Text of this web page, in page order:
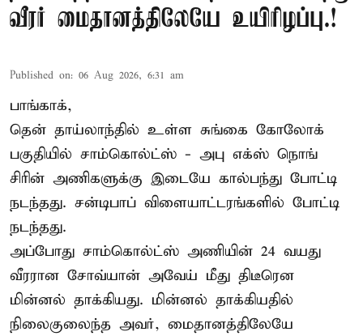
வீரர் மைதானத்திலேயே உயிரிழப்பு.!
Published on: 06 Aug 2026, 6:31 am
பாங்காக்,
தென் தாய்லாந்தில் உள்ள சுங்கை கோலோக்
பகுதியில் சாம்கொல்ட்ஸ் - அபு எக்ஸ் நொங்
சிரின் அணிகளுக்கு இடையே கால்பந்து போட்டி
நடந்தது. சன்டிபாப் விளையாட்டரங்களில் போட்டி
நடந்தது.
அப்போது சாம்கொல்ட்ஸ் அணியின் 24 வயது
வீரரான சோவ்யான் அவேய் மீது திடீரென
மின்னல் தாக்கியது. மின்னல் தாக்கியதில்
நிலைகுலைந்த அவர், மைதானத்திலேயே